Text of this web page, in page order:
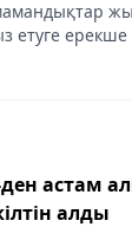
ерекше
тетіктерін
ден
алды